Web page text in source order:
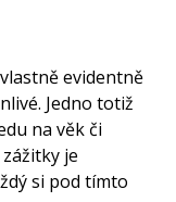
evidentně
Jedno totiž
na věk či
je
si pod tímto